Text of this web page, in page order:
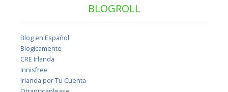
BLOGROLL
Blog en Español
Blogicamente
CRE Irlanda
Innisfree
Irlanda por Tu Cuenta